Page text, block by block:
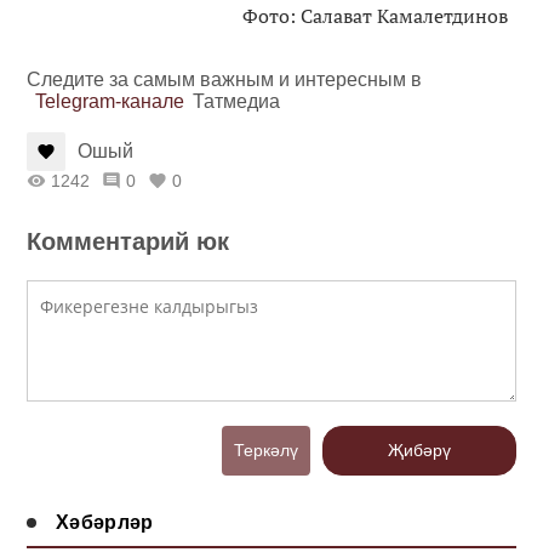
Фото: Салават Камалетдинов
Следите за самым важным и интересным в
Telegram-канале Татмедиа
Ошый
1242 0 0
Комментарий юк
Теркәлү Җибәрү
Хәбәрләр